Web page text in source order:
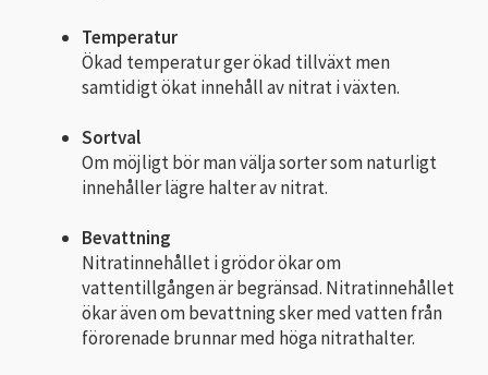
Temperatur
Ökad temperatur ger ökad tillväxt men
samtidigt ökat innehåll av nitrat i växten.
Sortval
Om möjligt bör man välja sorter som naturligt
innehåller lägre halter av nitrat.
Bevattning
Nitratinnehållet i grödor ökar om
vattentillgången är begränsad. Nitratinnehållet
ökar även om bevattning sker med vatten från
förorenade brunnar med höga nitrathalter.